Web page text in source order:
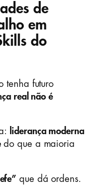
de
em
do
tenha futuro
real não é
liderança moderna
do que a maioria
que dá ordens.